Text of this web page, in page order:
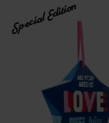
Special Edition